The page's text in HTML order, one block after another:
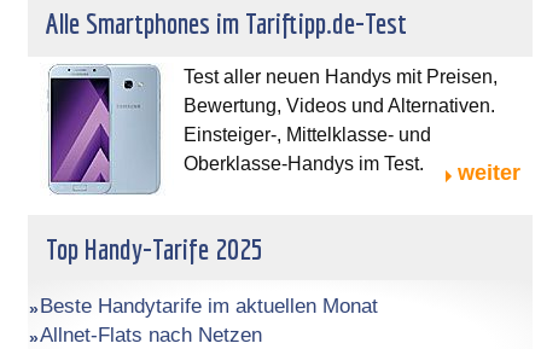
Alle Smartphones im Tariftipp.de-Test
Test aller neuen Handys mit Preisen,
Bewertung, Videos und Alternativen.
Einsteiger-, Mittelklasse- und
Oberklasse-Handys im Test.
weiter
Top Handy-Tarife 2025
Beste Handytarife im aktuellen Monat
Allnet-Flats nach Netzen